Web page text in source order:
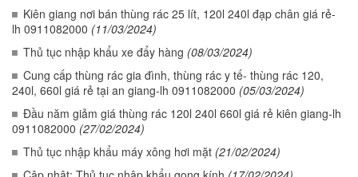
Kiên giang nơi bán thùng rác 25 lít, 120l 240l đạp chân giá rẻ-
lh 0911082000 (11/03/2024)
Thủ tục nhập khẩu xe đẩy hàng (08/03/2024)
Cung cấp thùng rác gia đình, thùng rác y tế- thùng rác 120,
240l, 660l giá rẻ tại an giang-lh 0911082000 (05/03/2024)
Đầu năm giảm giá thùng rác 120l 240l 660l giá rẻ kiên giang-lh
0911082000 (27/02/2024)
Thủ tục nhập khẩu máy xông hơi mặt (21/02/2024)